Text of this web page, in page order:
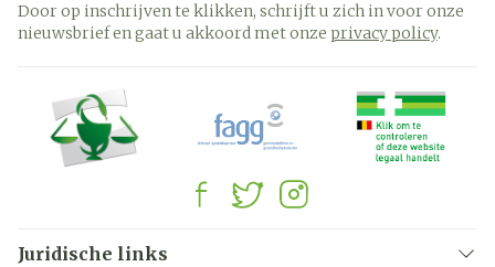
Door op inschrijven te klikken, schrijft u zich in voor onze
nieuwsbrief en gaat u akkoord met onze privacy policy.
Juridische links